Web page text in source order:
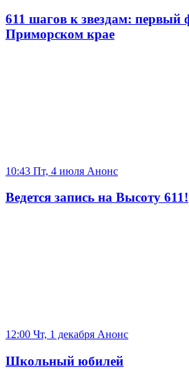
611 шагов к звездам:
Приморском крае
10:43 Пт, 4 июля Анонс
Ведется запись на Высоту 611!
12:00 Чт, 1 декабря Анонс
Школьный юбилей